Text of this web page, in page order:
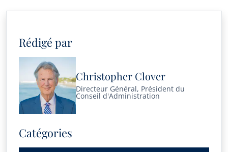
Rédigé par
Christopher Clover
Directeur Général, Président du
Conseil d'Administration
Catégories